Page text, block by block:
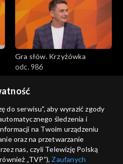
Gra słów. Krzyżówka
odc. 986
Gra słów. Krzyżówka
odc. 984
do serwisu", aby wyrazić zgody
śledzenia i
na Twoim urządzeniu
oraz na przetwarzanie
nas, czyli Telewizję Polską
„TVP”), Zaufanych